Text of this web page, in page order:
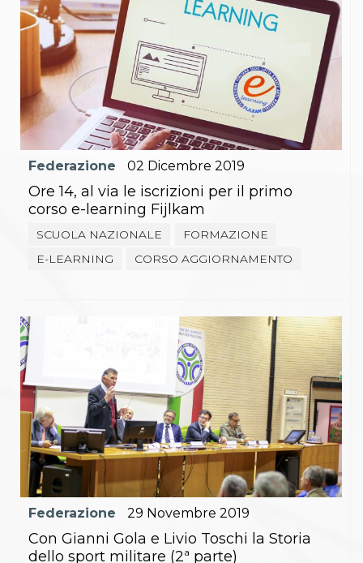
Federazione 02 Dicembre 2019
Ore 14, al via le iscrizioni per il primo
corso e-learning Fijlkam
SCUOLA NAZIONALE
FORMAZIONE
E-LEARNING
CORSO AGGIORNAMENTO
Federazione 29 Novembre 2019
Con Gianni Gola e Livio Toschi la Storia
dello sport militare (2ª parte)